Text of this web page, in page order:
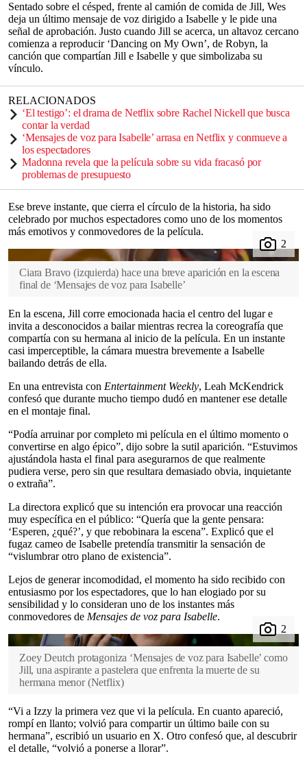
Sentado sobre el césped, frente al camión de comida de Jill, Wes
deja un último mensaje de voz dirigido a Isabelle y le pide una
señal de aprobación. Justo cuando Jill se acerca, un altavoz cercano
comienza a reproducir ‘Dancing on My Own’, de Robyn, la
canción que compartían Jill e Isabelle y que simbolizaba su
vínculo.
RELACIONADOS
‘El testigo’: el drama de Netflix sobre Rachel Nickell que busca
contar la verdad
‘Mensajes de voz para Isabelle’ arrasa en Netflix y conmueve a
los espectadores
Madonna revela que la película sobre su vida fracasó por
problemas de presupuesto
Ese breve instante, que cierra el círculo de la historia, ha sido
celebrado por muchos espectadores como uno de los momentos
más emotivos y conmovedores de la película.
Ciara Bravo (izquierda) hace una breve aparición en la escena
final de ‘Mensajes de voz para Isabelle’
En la escena, Jill corre emocionada hacia el centro del lugar e
invita a desconocidos a bailar mientras recrea la coreografía que
compartía con su hermana al inicio de la película. En un instante
casi imperceptible, la cámara muestra brevemente a Isabelle
bailando detrás de ella.
En una entrevista con Entertainment Weekly, Leah McKendrick
confesó que durante mucho tiempo dudó en mantener ese detalle
en el montaje final.
“Podía arruinar por completo mi película en el último momento o
convertirse en algo épico”, dijo sobre la sutil aparición. “Estuvimos
ajustándola hasta el final para asegurarnos de que realmente
pudiera verse, pero sin que resultara demasiado obvia, inquietante
o extraña”.
La directora explicó que su intención era provocar una reacción
muy específica en el público: “Quería que la gente pensara:
‘Esperen, ¿qué?’, y que rebobinara la escena”. Explicó que el
fugaz cameo de Isabelle pretendía transmitir la sensación de
“vislumbrar otro plano de existencia”.
Lejos de generar incomodidad, el momento ha sido recibido con
entusiasmo por los espectadores, que lo han elogiado por su
sensibilidad y lo consideran uno de los instantes más
conmovedores de Mensajes de voz para Isabelle.
Zoey Deutch protagoniza ‘Mensajes de voz para Isabelle’ como
Jill, una aspirante a pastelera que enfrenta la muerte de su
hermana menor (Netflix)
“Vi a Izzy la primera vez que vi la película. En cuanto apareció,
rompí en llanto; volvió para compartir un último baile con su
hermana”, escribió un usuario en X. Otro confesó que, al descubrir
el detalle, “volvió a ponerse a llorar”.